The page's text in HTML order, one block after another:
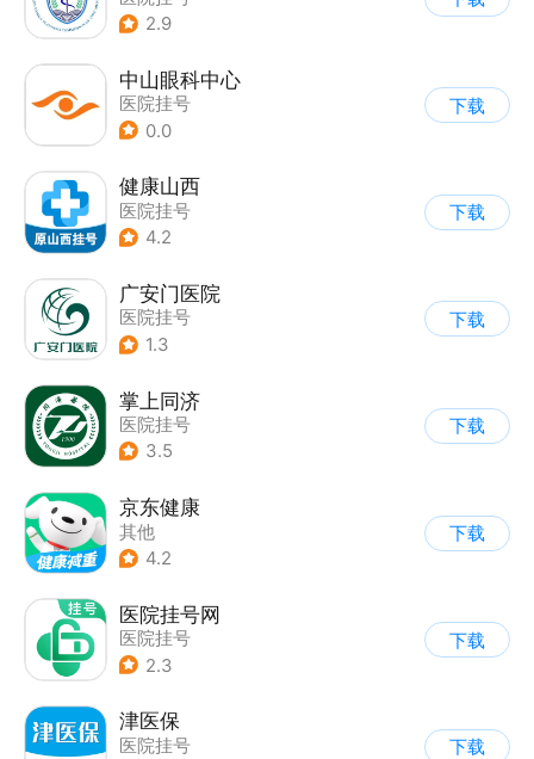
2.9
中山眼科中心
医院挂号
0.0
下载
健康山西
医院挂号
4.2
下载
广安门医院
医院挂号
1.3
下载
掌上同济
医院挂号
3.5
下载
京东健康
其他
4.2
下载
医院挂号网
医院挂号
2.3
下载
津医保
医院挂号
下载